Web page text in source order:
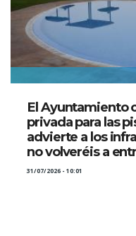
El Ayuntamiento
privada para las
advierte a los
no volveréis a
31/07/2026 - 10:01